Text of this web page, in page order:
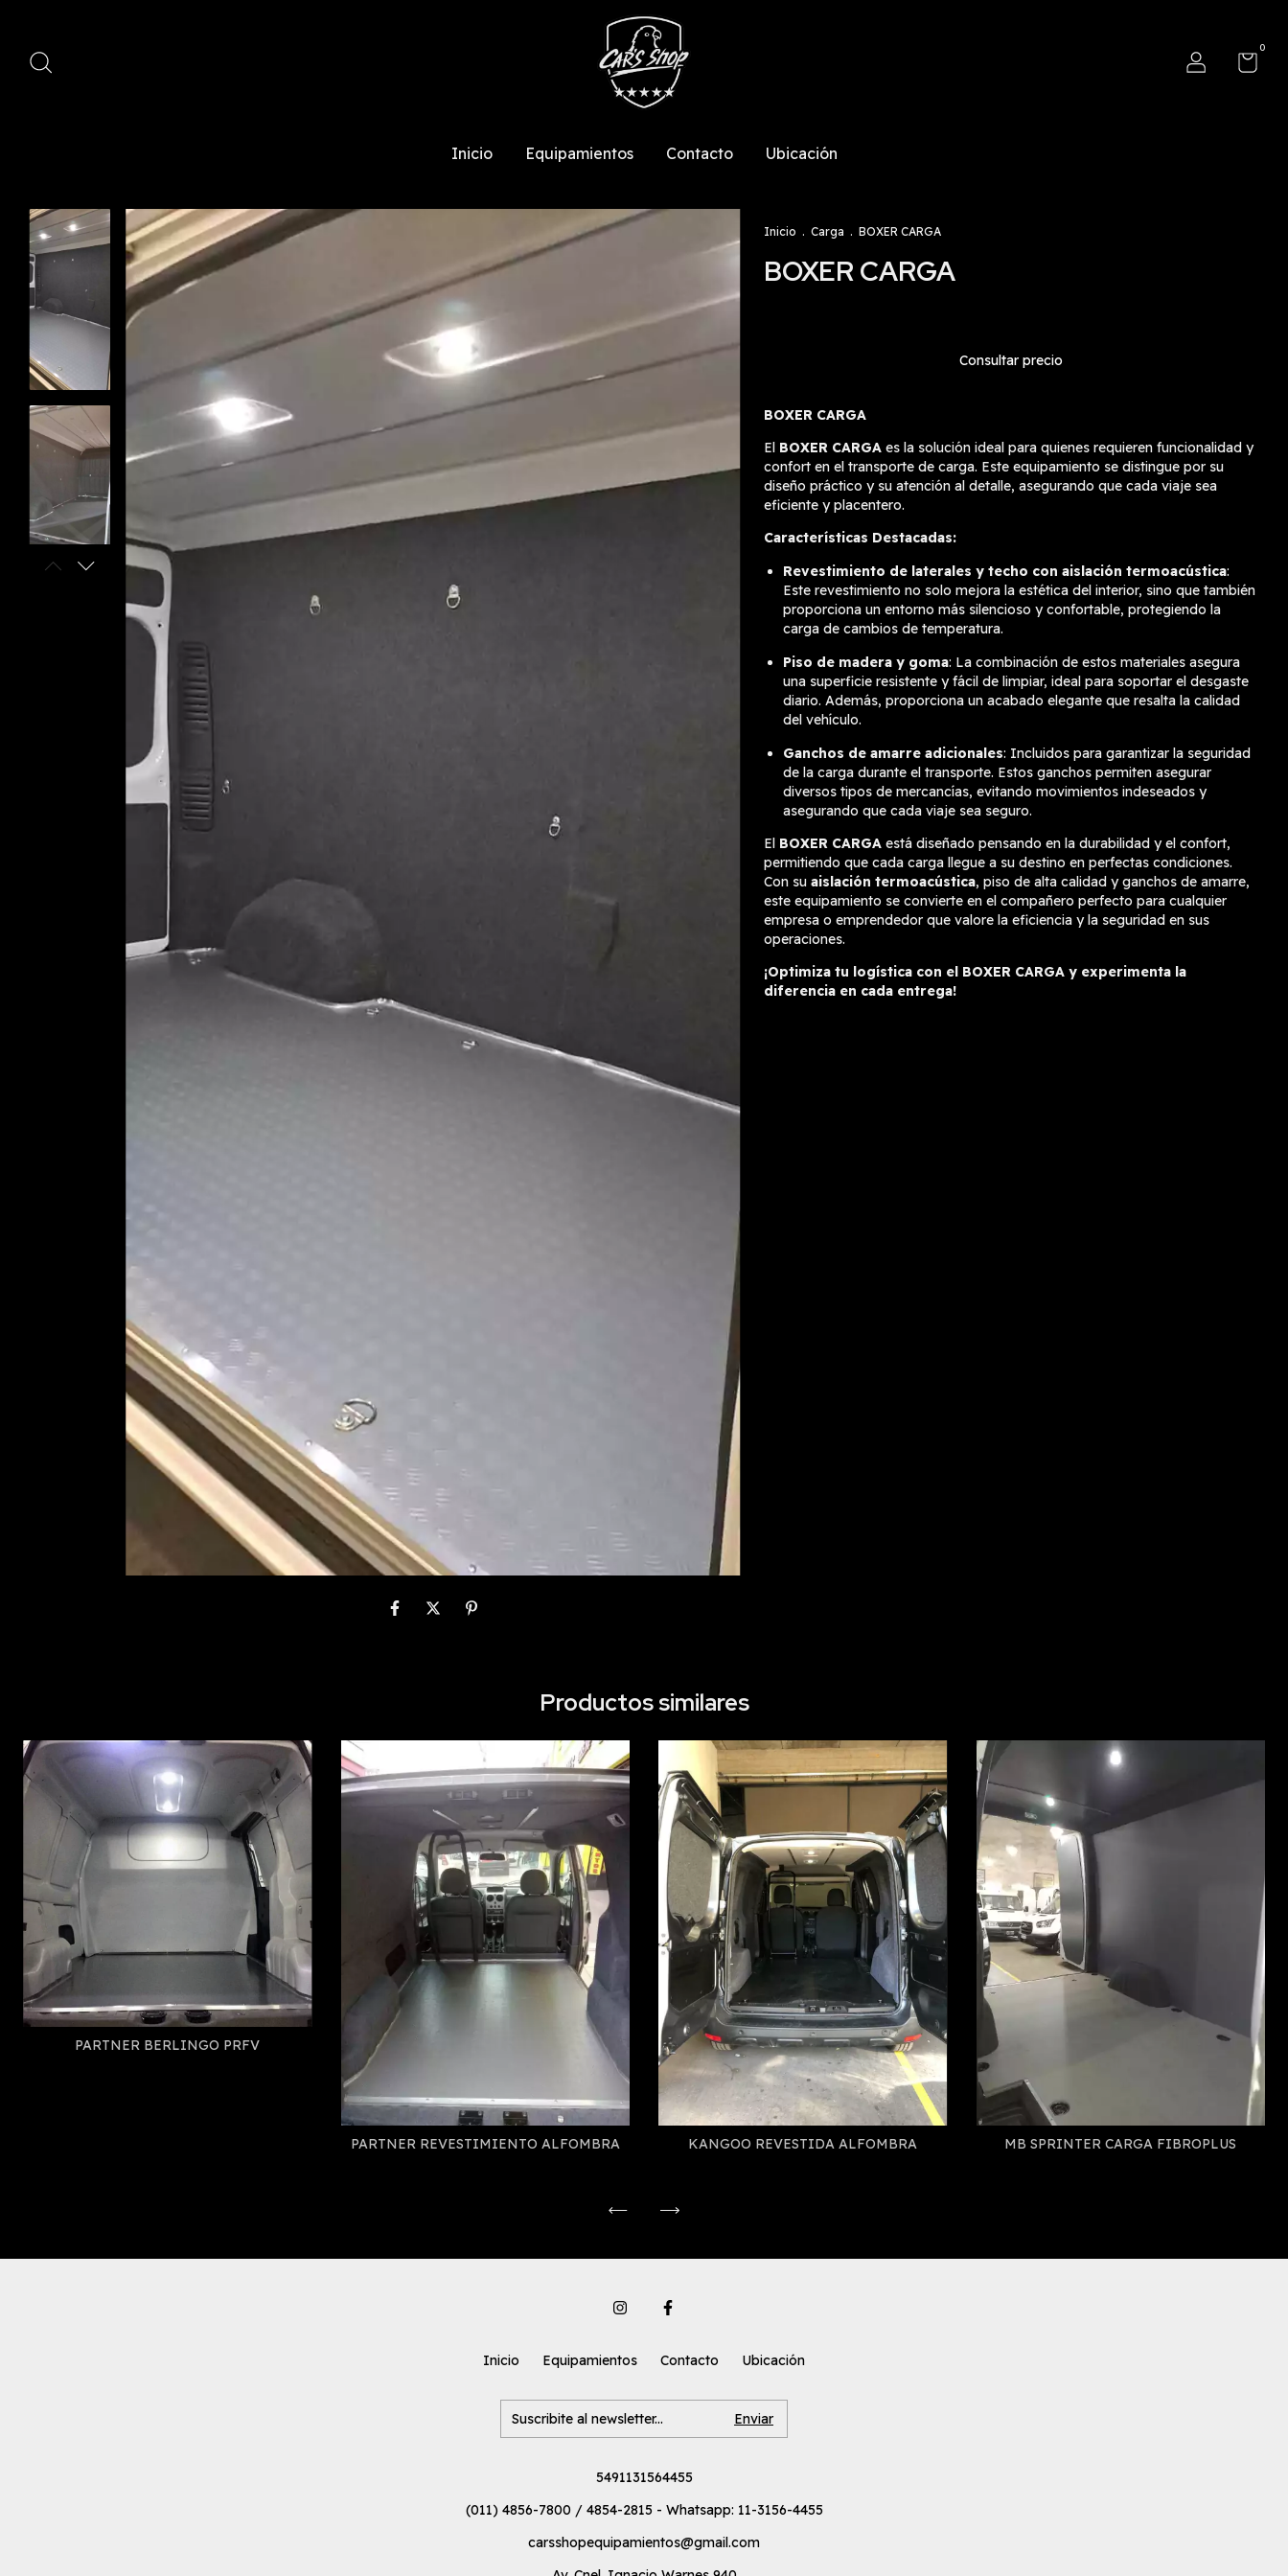
0
Inicio Equipamientos Contacto Ubicación
Inicio . Carga . BOXER CARGA
BOXER CARGA
BOXER CARGA
El BOXER CARGAes la solución ideal para quienes requieren funcionalidad y
confort en el transporte de carga. Este equipamiento se distingue por su
diseño práctico y su atención al detalle, asegurando que cada viaje sea
eficiente y placentero.
Características Destacadas:
Revestimiento de laterales y techo con aislación termoacústica:
Este revestimiento no solo mejora la estética del interior, sino que también
proporciona un entorno más silencioso y confortable, protegiendo la
carga de cambios de temperatura.
Piso de madera y goma: La combinación de estos materiales asegura
una superficie resistente y fácil de limpiar, ideal para soportar el desgaste
diario. Además, proporciona un acabado elegante que resalta la calidad
del vehículo.
Ganchos de amarre adicionales: Incluidos para garantizar la seguridad
de la carga durante el transporte. Estos ganchos permiten asegurar
diversos tipos de mercancías, evitando movimientos indeseados y
asegurando que cada viaje sea seguro.
El BOXER CARGAestá diseñado pensando en la durabilidad y el confort,
permitiendo que cada carga llegue a su destino en perfectas condiciones.
Con su aislación termoacústica, piso de alta calidad y ganchos de amarre,
este equipamiento se convierte en el compañero perfecto para cualquier
empresa o emprendedor que valore la eficiencia y la seguridad en sus
operaciones.
¡Optimiza tu logística con el BOXER CARGA y experimenta la
diferencia en cada entrega!
Productos similares
PARTNER BERLINGO PRFV
PARTNER REVESTIMIENTO ALFOMBRA KANGOO REVESTIDA ALFOMBRA MB SPRINTER CARGA FIBROPLUS
Inicio Equipamientos Contacto Ubicación
5491131564455
(011) 4856-7800 / 4854-2815 - Whatsapp: 11-3156-4455
carsshopequipamientos@gmail.com